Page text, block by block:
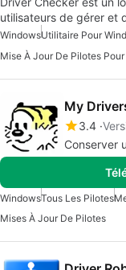
utilisateurs de gérer et
WindowsUtilitaire Pour
Mise À Jour De Pilotes
My
3.4
Conserver
WindowsTous Les Pilotes
Mises À Jour De Pilotes